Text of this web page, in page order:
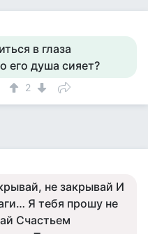
в глаза
его душа сияет?
2
не закрывай И
Я тебя прошу не
Счастьем